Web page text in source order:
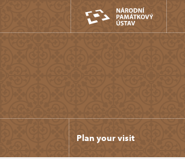
Plan your visit